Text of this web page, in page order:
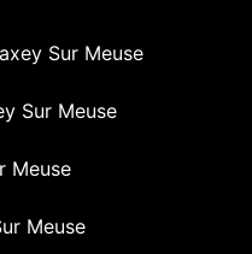
Sur Meuse
Sur Meuse
Meuse
Meuse